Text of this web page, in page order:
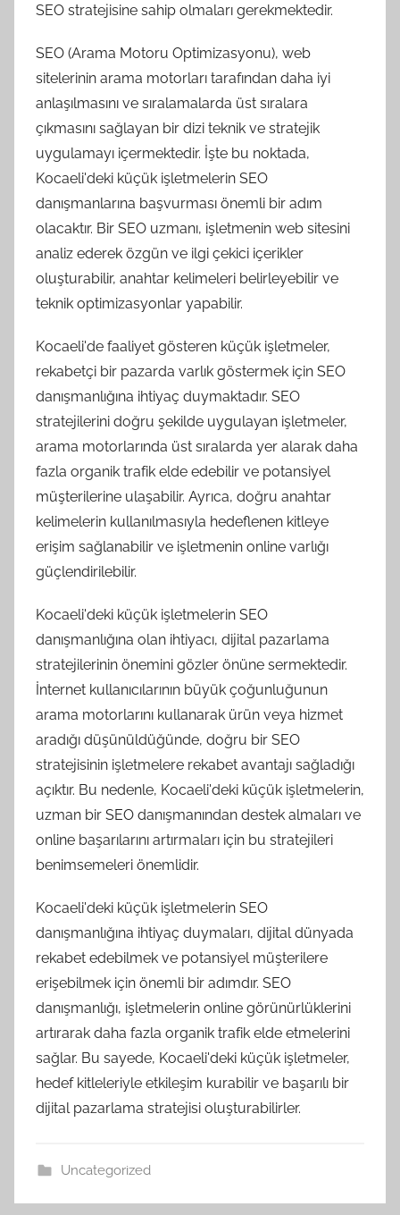
SEO stratejisine sahip olmaları gerekmektedir.
SEO (Arama Motoru Optimizasyonu), web
sitelerinin arama motorları tarafından daha iyi
anlaşılmasını ve sıralamalarda üst sıralara
çıkmasını sağlayan bir dizi teknik ve stratejik
uygulamayı içermektedir. İşte bu noktada,
Kocaeli'deki küçük işletmelerin SEO
danışmanlarına başvurması önemli bir adım
olacaktır. Bir SEO uzmanı, işletmenin web sitesini
analiz ederek özgün ve ilgi çekici içerikler
oluşturabilir, anahtar kelimeleri belirleyebilir ve
teknik optimizasyonlar yapabilir.
Kocaeli'de faaliyet gösteren küçük işletmeler,
rekabetçi bir pazarda varlık göstermek için SEO
danışmanlığına ihtiyaç duymaktadır. SEO
stratejilerini doğru şekilde uygulayan işletmeler,
arama motorlarında üst sıralarda yer alarak daha
fazla organik trafik elde edebilir ve potansiyel
müşterilerine ulaşabilir. Ayrıca, doğru anahtar
kelimelerin kullanılmasıyla hedeflenen kitleye
erişim sağlanabilir ve işletmenin online varlığı
güçlendirilebilir.
Kocaeli'deki küçük işletmelerin SEO
danışmanlığına olan ihtiyacı, dijital pazarlama
stratejilerinin önemini gözler önüne sermektedir.
İnternet kullanıcılarının büyük çoğunluğunun
arama motorlarını kullanarak ürün veya hizmet
aradığı düşünüldüğünde, doğru bir SEO
stratejisinin işletmelere rekabet avantajı sağladığı
açıktır. Bu nedenle, Kocaeli'deki küçük işletmelerin,
uzman bir SEO danışmanından destek almaları ve
online başarılarını artırmaları için bu stratejileri
benimsemeleri önemlidir.
Kocaeli'deki küçük işletmelerin SEO
danışmanlığına ihtiyaç duymaları, dijital dünyada
rekabet edebilmek ve potansiyel müşterilere
erişebilmek için önemli bir adımdır. SEO
danışmanlığı, işletmelerin online görünürlüklerini
artırarak daha fazla organik trafik elde etmelerini
sağlar. Bu sayede, Kocaeli'deki küçük işletmeler,
hedef kitleleriyle etkileşim kurabilir ve başarılı bir
dijital pazarlama stratejisi oluşturabilirler.
Uncategorized